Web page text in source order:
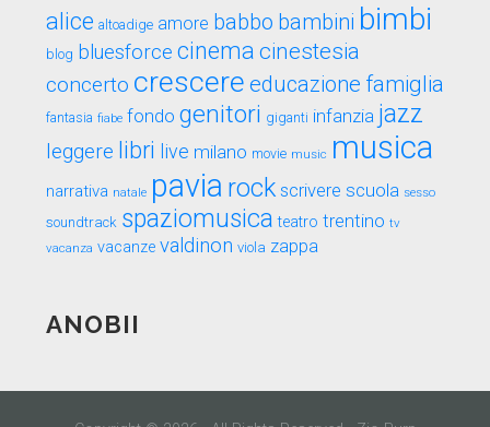
alice altoadige amore babbo bambini bimbi
blog bluesforce cinema cinestesia
concerto crescere educazione famiglia
fantasia fiabe fondo genitori giganti infanzia jazz
leggere libri live milano movie music musica
narrativa natale pavia rock scrivere scuola sesso
soundtrack spaziomusica teatro trentino tv
vacanza vacanze valdinon viola zappa
ANOBII